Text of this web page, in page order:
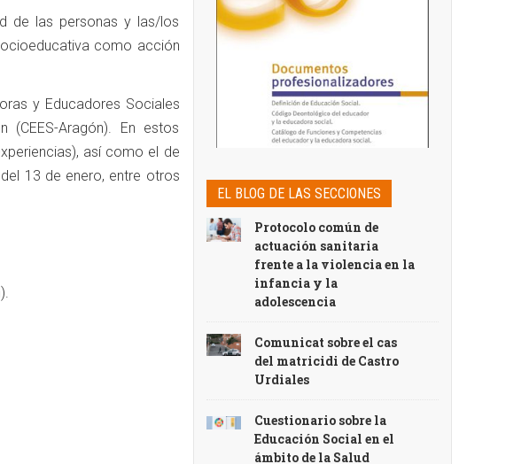
de las personas y las/los
como acción
y Educadores Sociales
Aragón). En estos
así como el de
13 de enero, entre otros
EL BLOG DE LAS SECCIONES
Protocolo común de
actuación sanitaria
frente a la violencia en la
infancia y la
adolescencia
Comunicat sobre el cas
del matricidi de Castro
Urdiales
Cuestionario sobre la
Educación Social en el
ámbito de la Salud